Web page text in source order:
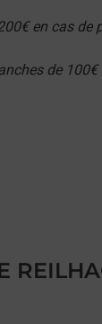
en cas de
de 100€